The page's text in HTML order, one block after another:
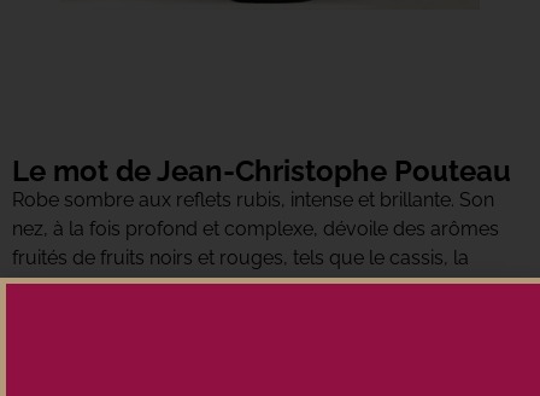
Le mot de Jean-Christophe Pouteau
Robe sombre aux reflets rubis, intense et brillante. Son
nez, à la fois profond et complexe, dévoile des arômes
fruités de fruits noirs et rouges, tels que le cassis, la
griotte, rehaussés de touches épicées, de vanille et